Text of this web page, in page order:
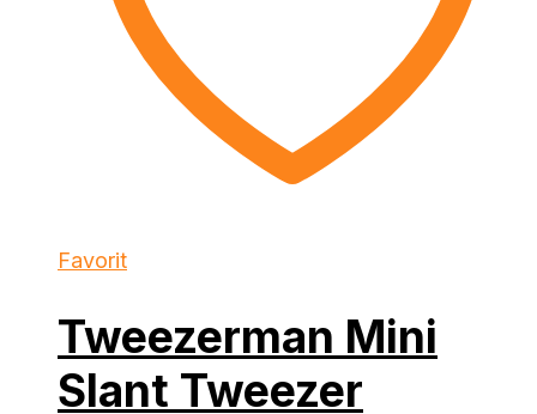
Favorit
Tweezerman Mini
Slant Tweezer